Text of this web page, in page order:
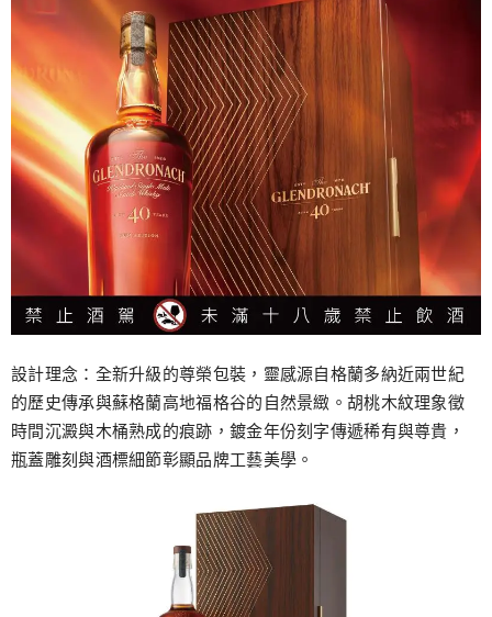
設計理念：全新升級的尊榮包裝，靈感源自格蘭多納近兩世紀
的歷史傳承與蘇格蘭高地福格谷的自然景緻。胡桃木紋理象徵
時間沉澱與木桶熟成的痕跡，鍍金年份刻字傳遞稀有與尊貴，
瓶蓋雕刻與酒標細節彰顯品牌工藝美學。